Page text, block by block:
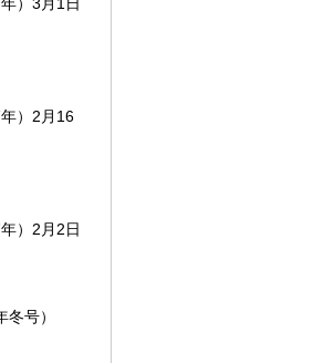
）2月16
）2月2日
号）